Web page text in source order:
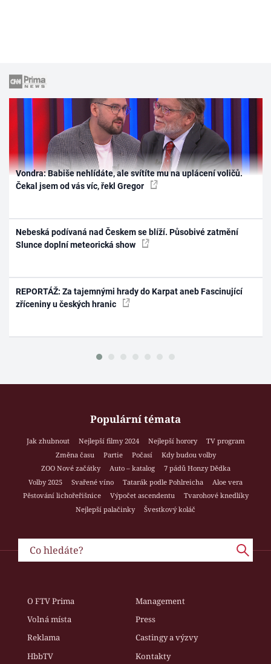
Vondra: Babiše nehlídáte, ale svítíte mu na uplácení voličů.
Čekal jsem od vás víc, řekl Gregor
Nebeská podívaná nad Českem se blíží. Působivé zatmění
Slunce doplní meteorická show
REPORTÁŽ: Za tajemnými hrady do Karpat aneb Fascinující
zříceniny u českých hranic
Populární témata
Jak zhubnout Nejlepší filmy 2024 Nejlepší horory
TV program
Změna času
Partie Počasí
Kdy budou volby
ZOO Nové začátky
Auto – katalog
7 pádů Honzy Dědka
Volby 2025
Svařené víno Tatarák podle Pohlreicha
Aloe vera
Pěstování lichořeřišnice
Výpočet ascendentu
Tvarohové knedlíky
Nejlepší palačinky
Švestkový koláč
O FTV Prima
Management
Volná místa
Press
Reklama
Castingy a výzvy
HbbTV
Kontakty